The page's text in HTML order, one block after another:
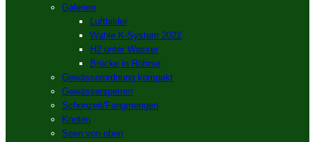
Galerien
Luftbilder
Wahle K-System 2022
H2 unter Wasser
Brücke in Röhrse
Gewässerordnung kompakt
Gewässersperren
Schonzeit/Fangmengen
Knoten
Seen von oben